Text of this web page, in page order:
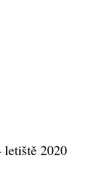
letiště 2020